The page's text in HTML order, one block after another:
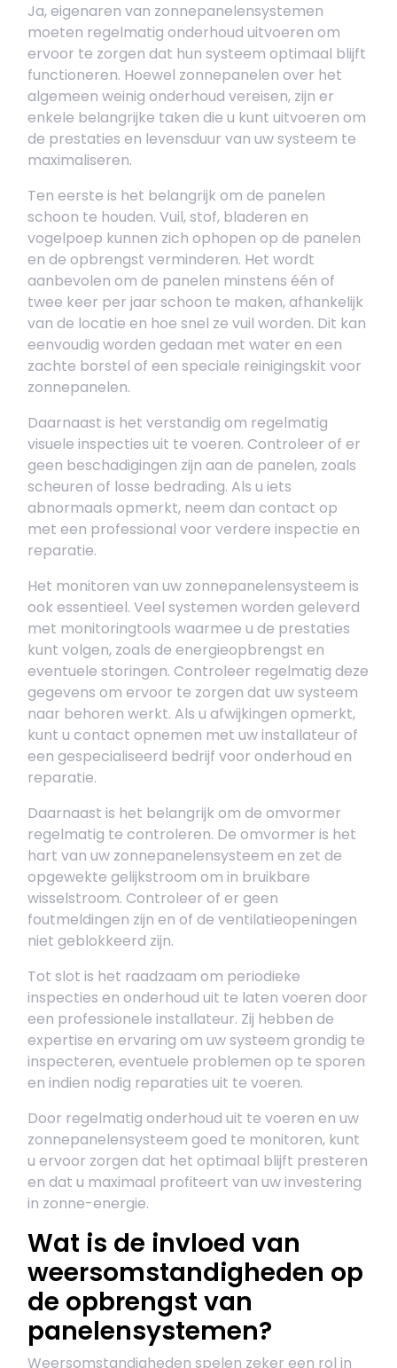
Ja, eigenaren van zonnepanelensystemen
moeten regelmatig onderhoud uitvoeren om
ervoor te zorgen dat hun systeem optimaal blijft
functioneren. Hoewel zonnepanelen over het
algemeen weinig onderhoud vereisen, zijn er
enkele belangrijke taken die u kunt uitvoeren om
de prestaties en levensduur van uw systeem te
maximaliseren.
Ten eerste is het belangrijk om de panelen
schoon te houden. Vuil, stof, bladeren en
vogelpoep kunnen zich ophopen op de panelen
en de opbrengst verminderen. Het wordt
aanbevolen om de panelen minstens één of
twee keer per jaar schoon te maken, afhankelijk
van de locatie en hoe snel ze vuil worden. Dit kan
eenvoudig worden gedaan met water en een
zachte borstel of een speciale reinigingskit voor
zonnepanelen.
Daarnaast is het verstandig om regelmatig
visuele inspecties uit te voeren. Controleer of er
geen beschadigingen zijn aan de panelen, zoals
scheuren of losse bedrading. Als u iets
abnormaals opmerkt, neem dan contact op
met een professional voor verdere inspectie en
reparatie.
Het monitoren van uw zonnepanelensysteem is
ook essentieel. Veel systemen worden geleverd
met monitoringtools waarmee u de prestaties
kunt volgen, zoals de energieopbrengst en
eventuele storingen. Controleer regelmatig deze
gegevens om ervoor te zorgen dat uw systeem
naar behoren werkt. Als u afwijkingen opmerkt,
kunt u contact opnemen met uw installateur of
een gespecialiseerd bedrijf voor onderhoud en
reparatie.
Daarnaast is het belangrijk om de omvormer
regelmatig te controleren. De omvormer is het
hart van uw zonnepanelensysteem en zet de
opgewekte gelijkstroom om in bruikbare
wisselstroom. Controleer of er geen
foutmeldingen zijn en of de ventilatieopeningen
niet geblokkeerd zijn.
Tot slot is het raadzaam om periodieke
inspecties en onderhoud uit te laten voeren door
een professionele installateur. Zij hebben de
expertise en ervaring om uw systeem grondig te
inspecteren, eventuele problemen op te sporen
en indien nodig reparaties uit te voeren.
Door regelmatig onderhoud uit te voeren en uw
zonnepanelensysteem goed te monitoren, kunt
u ervoor zorgen dat het optimaal blijft presteren
en dat u maximaal profiteert van uw investering
in zonne-energie.
Wat is de invloed van
weersomstandigheden op
de opbrengst van
panelensystemen?
Weersomstandigheden spelen zeker een rol in